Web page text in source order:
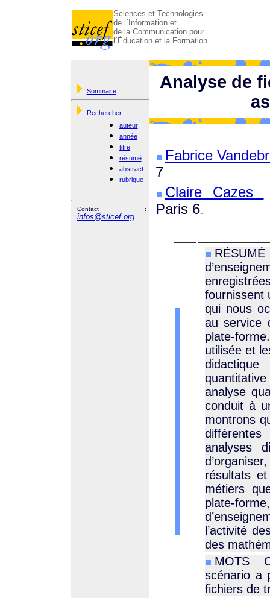
Sciences et Technologies
de l´Information et
de la Communication pour
l´Éducation et la Formation
Sommaire
Rechercher
auteur
année
titre
résumé
abstract
rubrique
Contact :
infos@sticef.org
Analyse de
Fabrice
7
Claire Cazes
Paris 6
fournissent
qui nous
au service
plate-
utilisée et
analyse
conduit à
montrons
analyses
résultats
métiers
plate-
l’activité
des
MOTS
scénario a
fichiers de